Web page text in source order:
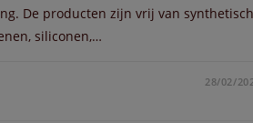
De producten zijn vrij van
siliconen,…
28/02/